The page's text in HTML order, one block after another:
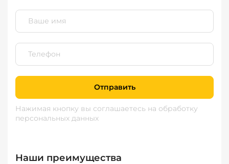
Отправить
Нажимая кнопку вы соглашаетесь на обработку
персональных данных
Наши преимущества